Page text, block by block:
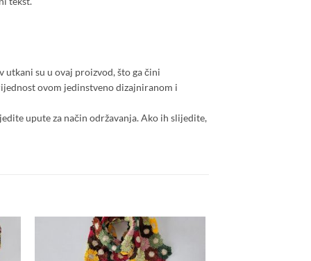
utkani su u ovaj proizvod, što ga čini
ovom jedinstveno dizajniranom i
upute za način održavanja. Ako ih slijedite,